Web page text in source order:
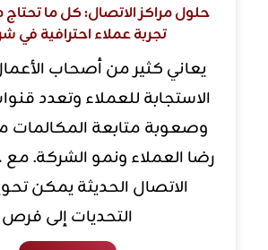
حلول مراكز الاتصال: كل ما تحتاج
تجربة عملاء احترافية في
يعاني كثير من أصحاب
الاستجابة للعملاء وتعدد
وصعوبة متابعة المكالمات
رضا العملاء ونمو الشركة.
الاتصال الحديثة يمكن
التحديات إلى فرص